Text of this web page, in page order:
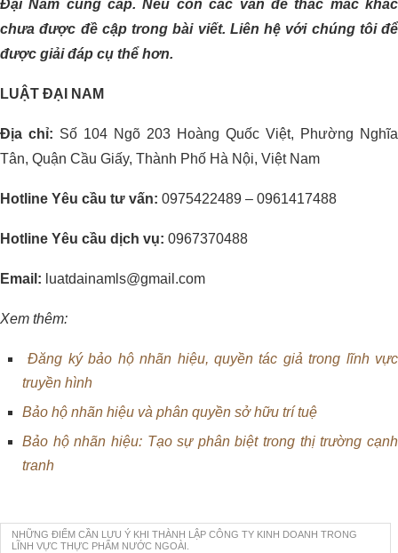
Đại Nam cung cấp. Nếu còn các vấn đề thắc mắc khác
chưa được đề cập trong bài viết. Liên hệ với chúng tôi để
được giải đáp cụ thể hơn.
LUẬT ĐẠI NAM
Địa chỉ: Số 104 Ngõ 203 Hoàng Quốc Việt, Phường Nghĩa
Tân, Quận Cầu Giấy, Thành Phố Hà Nội, Việt Nam
Hotline Yêu cầu tư vấn: 0975422489 – 0961417488
Hotline Yêu cầu dịch vụ: 0967370488
Email: luatdainamls@gmail.com
Xem thêm:
Đăng ký bảo hộ nhãn hiệu, quyền tác giả trong lĩnh vực
truyền hình
Bảo hộ nhãn hiệu và phân quyền sở hữu trí tuệ
Bảo hộ nhãn hiệu: Tạo sự phân biệt trong thị trường cạnh
tranh
NHỮNG ĐIỂM CẦN LƯU Ý KHI THÀNH LẬP CÔNG TY KINH DOANH TRONG
LĨNH VỰC THỰC PHẨM NƯỚC NGOÀI.